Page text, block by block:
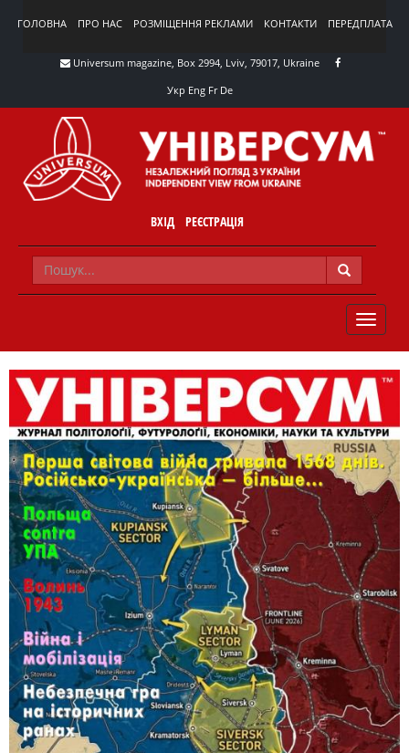
ГОЛОВНА ПРО НАС РОЗМІЩЕННЯ РЕКЛАМИ КОНТАКТИ ПЕРЕДПЛАТА
Universum magazine, Box 2994, Lviv, 79017, Ukraine
Укр Eng FrDe
ВХІД РЕЄСТРАЦІЯ
TOGGLE